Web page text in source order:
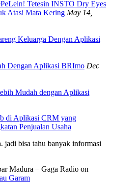
Atasi Mata Kering May 14,
Keluarga Dengan Aplikasi
Dengan Aplikasi BRImo Dec
Mudah dengan Aplikasi
di Aplikasi CRM yang
Penjualan Usaha
jadi bisa tahu banyak informasi
Madura – Gaga Radio on
Garam